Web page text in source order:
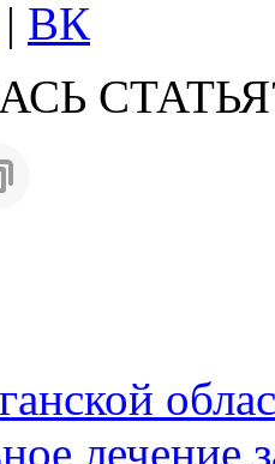
| ВК
лечение